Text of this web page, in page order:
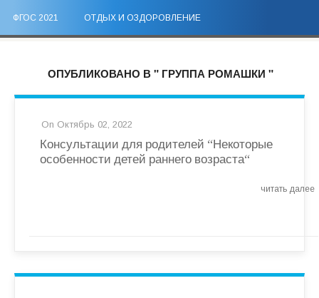
ФГОС 2021 ОТДЫХ И ОЗДОРОВЛЕНИЕ
ОПУБЛИКОВАНО В " ГРУППА РОМАШКИ "
On Октябрь 02, 2022
Консультации для родителей “Некоторые
особенности детей раннего возраста“
читать далее